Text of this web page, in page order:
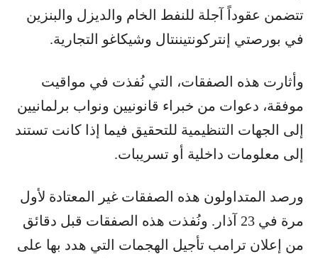
تتضمن عقوداً آجلة للنفط الخام والديزل والبنزين
في بورصتي إنتركونتيننتال وشيكاغو التجارية.
وأثارت هذه الصفقات، التي نُفذت في مواقيت
موفقة، دعوات من خبراء قانونيين ونواب برلمانيين
إلى الجهات التنظيمية للتحقيق فيما إذا كانت تستند
إلى معلومات داخلية أو تسريبات.
ورصد المتداولون ​هذه الصفقات غير المعتادة لأول
مرة في 23 آذار. ونُفذت هذه الصفقات قبل دقائق
من إعلان ترامب تأجيل الهجمات التي هدد بها على